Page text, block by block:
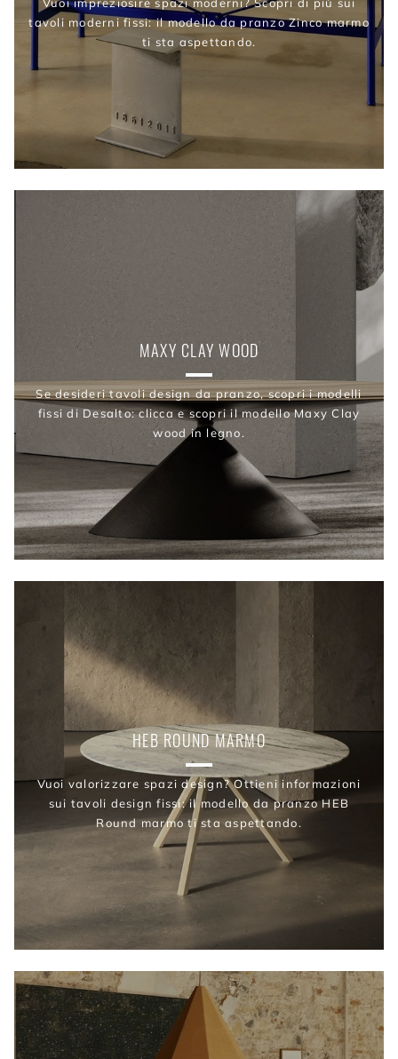
Vuoi impreziosire spazi moderni? Scopri di più sui
tavoli moderni fissi: il modello da pranzo Zinco marmo
ti sta aspettando.
MAXY CLAY WOOD
Se desideri tavoli design da pranzo, scopri i modelli
fissi di Desalto: clicca e scopri il modello Maxy Clay
wood in legno.
HEB ROUND MARMO
Vuoi valorizzare spazi design? Ottieni informazioni
sui tavoli design fissi: il modello da pranzo HEB
Round marmo ti sta aspettando.